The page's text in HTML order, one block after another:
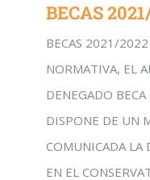
BECAS
BECAS 2021/2022
NORMATIVA, EL
DENEGADO
DISPONE DE UN
COMUNICADA LA
EN EL